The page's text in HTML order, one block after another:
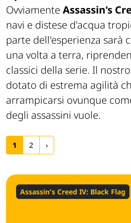
Ovviamente Assassin's
navi e distese d'acqua
parte dell'esperienza sarà
una volta a terra,
classici della serie. Il
dotato di estrema agilità
arrampicarsi ovunque
degli assassini vuole.
1 2 ›
Assassin's Creed IV: Black Flag